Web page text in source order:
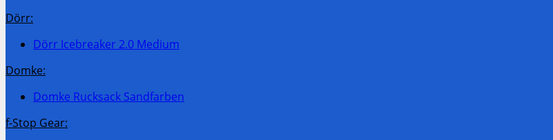
Dörr:
Dörr Icebreaker 2.0 Medium
Domke:
Domke Rucksack Sandfarben
f-Stop Gear: